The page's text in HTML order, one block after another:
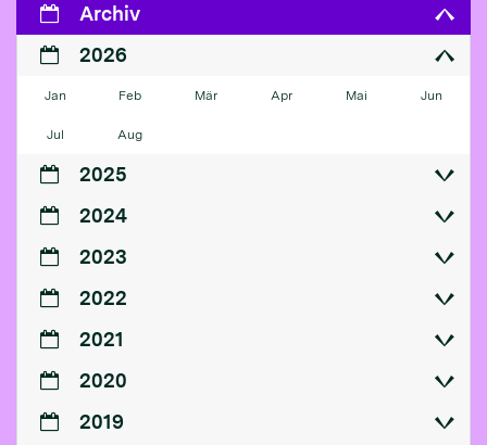
Archiv
2026
Jan Feb Mär Apr Mai Jun
Jul Aug
2025
2024
2023
2022
2021
2020
2019